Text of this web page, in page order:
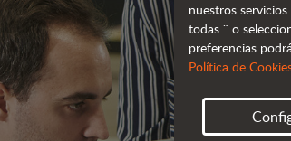
nuestros
todas ¨ o
preferencias
Política de